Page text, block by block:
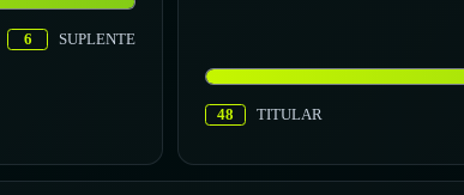
6 SUPLENTE
48 TITULAR